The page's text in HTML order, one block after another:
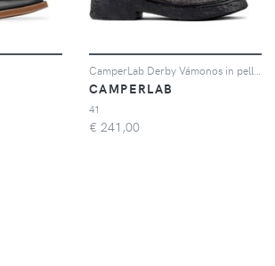
CAMPERLAB
41
€ 241,00